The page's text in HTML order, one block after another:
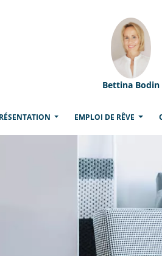
Bettina Bodin
EMPLOI DE RÊVE